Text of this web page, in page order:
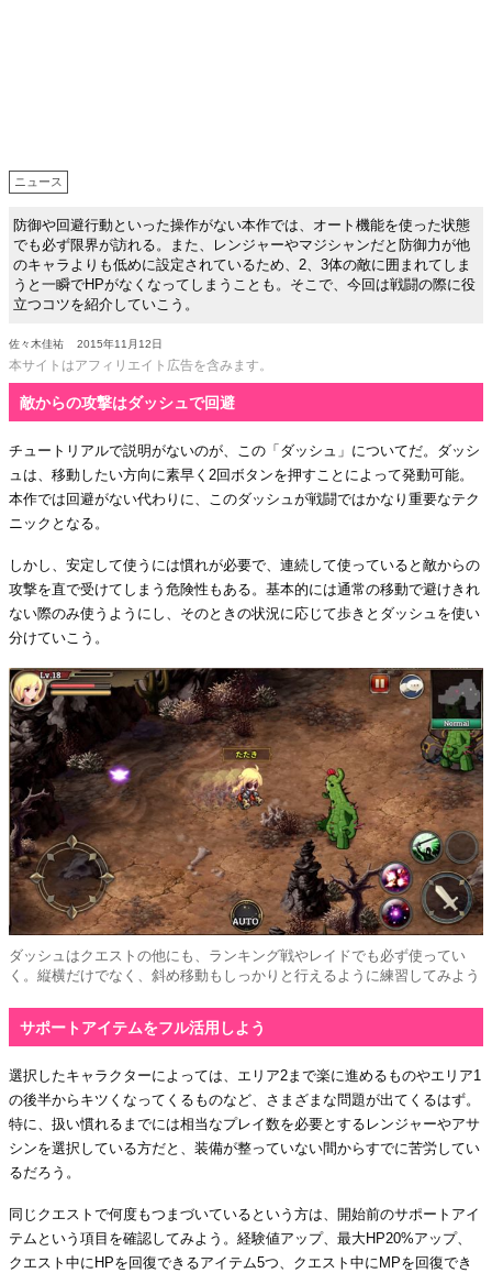
ニュース
防御や回避行動といった操作がない本作では、オート機能を使った状態
でも必ず限界が訪れる。また、レンジャーやマジシャンだと防御力が他
のキャラよりも低めに設定されているため、2、3体の敵に囲まれてしま
うと一瞬でHPがなくなってしまうことも。そこで、今回は戦闘の際に役
立つコツを紹介していこう。
佐々木佳祐 2015年11月12日
本サイトはアフィリエイト広告を含みます。
敵からの攻撃はダッシュで回避
チュートリアルで説明がないのが、この「ダッシュ」についてだ。ダッシ
ュは、移動したい方向に素早く2回ボタンを押すことによって発動可能。
本作では回避がない代わりに、このダッシュが戦闘ではかなり重要なテク
ニックとなる。
しかし、安定して使うには慣れが必要で、連続して使っていると敵からの
攻撃を直で受けてしまう危険性もある。基本的には通常の移動で避けきれ
ない際のみ使うようにし、そのときの状況に応じて歩きとダッシュを使い
分けていこう。
ダッシュはクエストの他にも、ランキング戦やレイドでも必ず使ってい
く。縦横だけでなく、斜め移動もしっかりと行えるように練習してみよう
サポートアイテムをフル活用しよう
選択したキャラクターによっては、エリア2まで楽に進めるものやエリア1
の後半からキツくなってくるものなど、さまざまな問題が出てくるはず。
特に、扱い慣れるまでには相当なプレイ数を必要とするレンジャーやアサ
シンを選択している方だと、装備が整っていない間からすでに苦労してい
るだろう。
同じクエストで何度もつまづいているという方は、開始前のサポートアイ
テムという項目を確認してみよう。経験値アップ、最大HP20%アップ、
クエスト中にHPを回復できるアイテム5つ、クエスト中にMPを回復でき